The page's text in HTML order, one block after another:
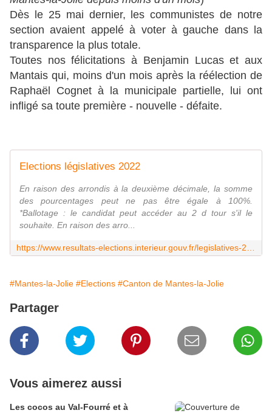
Dès le 25 mai dernier, les communistes de notre
section avaient appelé à voter à gauche dans la
transparence la plus totale.
Toutes nos félicitations à Benjamin Lucas et aux
Mantais qui, moins d'un mois après la réélection de
Raphaël Cognet à la municipale partielle, lui ont
infligé sa toute première - nouvelle - défaite.
Elections législatives 2022
En raison des arrondis à la deuxième décimale, la somme
des pourcentages peut ne pas être égale à 100%.
*Ballotage : le candidat peut accéder au 2 d tour s'il le
souhaite. En raison des arro...
#Mantes-la-Jolie #Elections #Canton de Mantes-la-Jolie
Partager
Vous aimerez aussi
Les cocos au Val-Fourré et à